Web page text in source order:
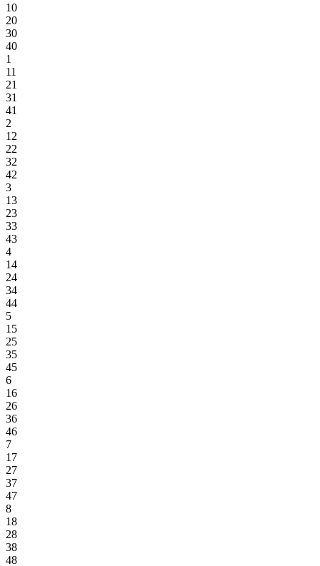
10
20
30
40
1
11
21
31
41
2
12
22
32
42
3
13
23
33
43
4
14
24
34
44
5
15
25
35
45
6
16
26
36
46
7
17
27
37
47
8
18
28
38
48